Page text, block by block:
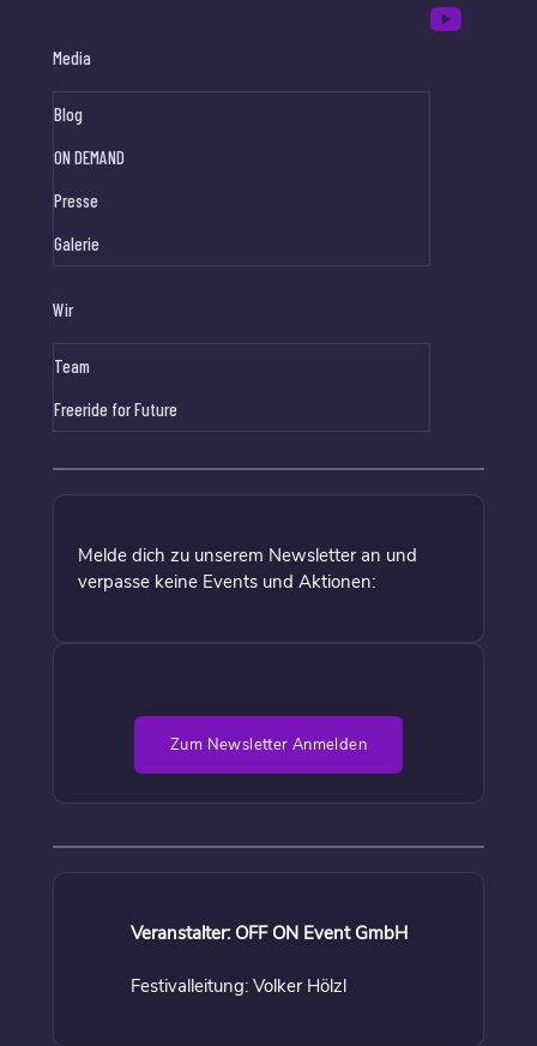
Media
Blog
ON DEMAND
Presse
Galerie
Wir
Team
Freeride for Future
Melde dich zu unserem Newsletter an und
verpasse keine Events und Aktionen:
Zum Newsletter Anmelden
Veranstalter: OFF ON Event GmbH
Festivalleitung: Volker Hölzl